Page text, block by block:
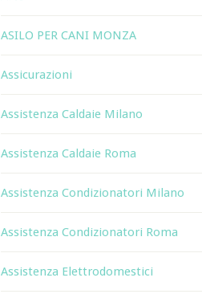
ASILO PER CANI MONZA
Assicurazioni
Assistenza Caldaie Milano
Assistenza Caldaie Roma
Assistenza Condizionatori Milano
Assistenza Condizionatori Roma
Assistenza Elettrodomestici